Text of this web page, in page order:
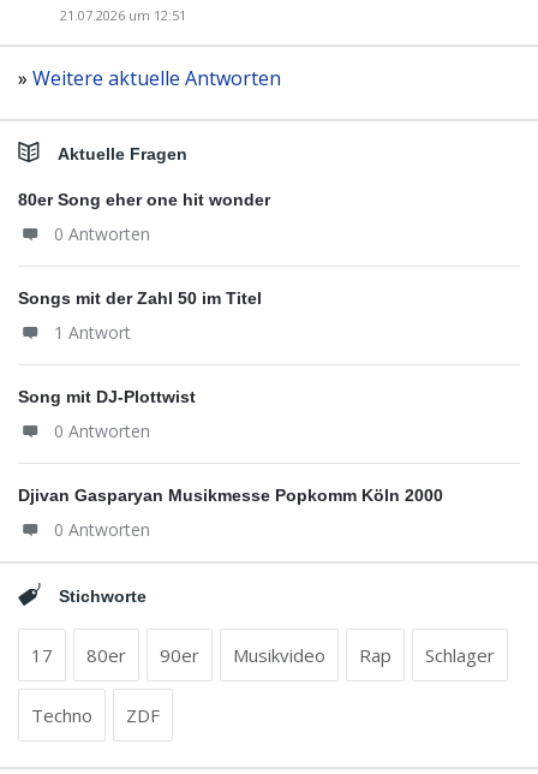
21.07.2026 um 12:51
» Weitere aktuelle Antworten
Aktuelle Fragen
80er Song eher one hit wonder
0 Antworten
Songs mit der Zahl 50 im Titel
1 Antwort
Song mit DJ-Plottwist
0 Antworten
Djivan Gasparyan Musikmesse Popkomm Köln 2000
0 Antworten
Stichworte
17 80er 90er Musikvideo Rap Schlager
Techno ZDF